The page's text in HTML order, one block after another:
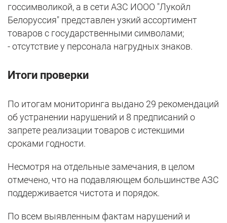
госсимволикой, а в сети АЗС ИООО "Лукойл
Белоруссия" представлен узкий ассортимент
товаров с государственными символами;
- отсутствие у персонала нагрудных знаков.
Итоги проверки
По итогам мониторинга выдано 29 рекомендаций
об устранении нарушений и 8 предписаний о
запрете реализации товаров с истекшими
сроками годности.
Несмотря на отдельные замечания, в целом
отмечено, что на подавляющем большинстве АЗС
поддерживается чистота и порядок.
По всем выявленным фактам нарушений и